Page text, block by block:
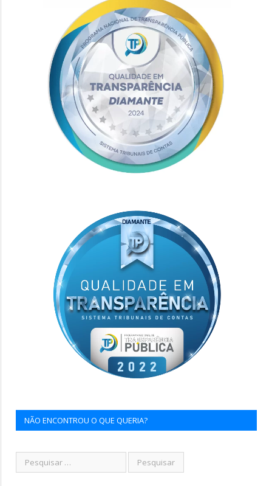
NÃO ENCONTROU O QUE QUERIA?